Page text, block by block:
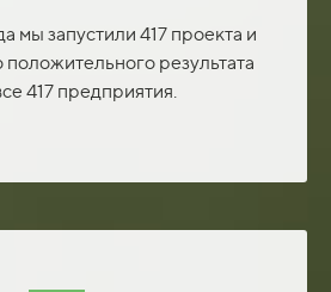
мы запустили 417 проекта и
положительного результата
417 предприятия.